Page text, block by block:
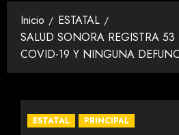
Inicio
ESTATAL
SALUD SONORA REGISTRA
COVID-19 Y NINGUNA
ESTATAL PRINCIPAL